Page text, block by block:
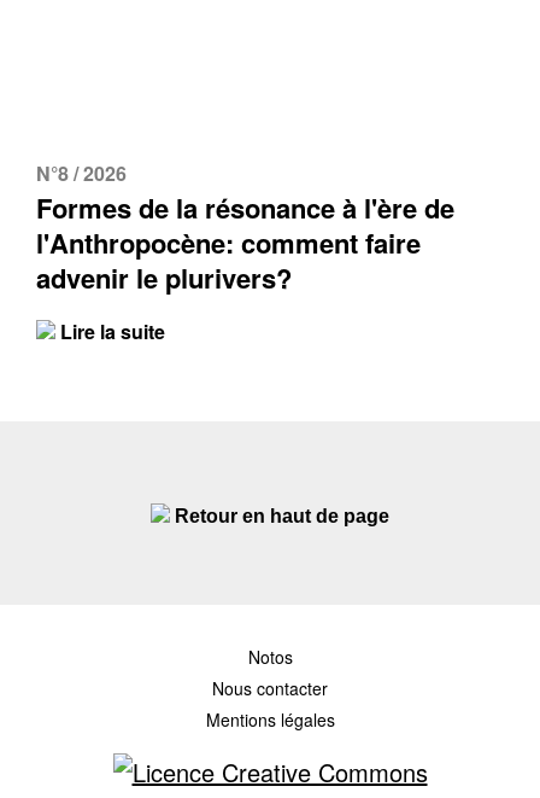
N°8 / 2026
Formes de la résonance à l'ère de
l'Anthropocène: comment faire
advenir le plurivers?
Lire la suite
Retour en haut de page
Notos
Nous contacter
Mentions légales